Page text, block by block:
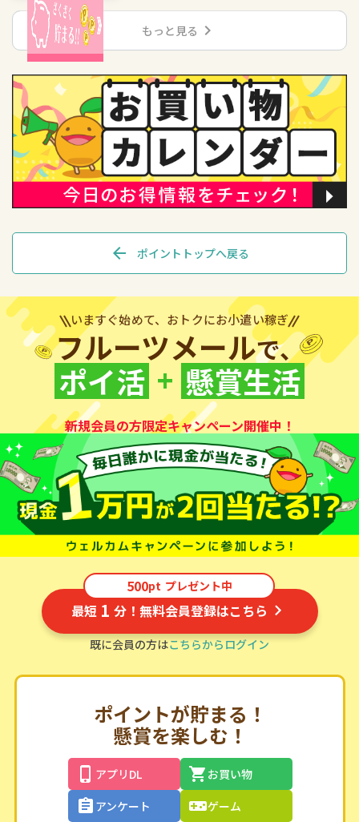
もっと見る chevron_right
arrow_back ポイントトップへ戻る
いますぐ始めて、おトクにお小遣い稼ぎ
フルーツメールで、
ポイ活 + 懸賞生活
新規会員の方限定キャンペーン開催中！
500pt プレゼント中
最短 1 分！無料会員登録はこちら
既に会員の方はこちらからログイン
ポイントが貯まる！
懸賞を楽しむ！
アプリDL
お買い物
アンケート
ゲーム